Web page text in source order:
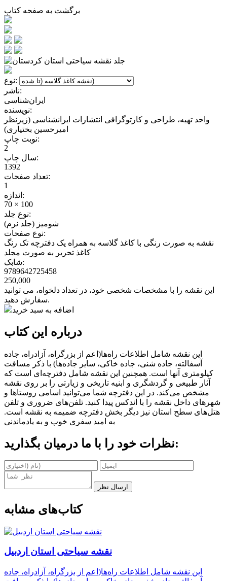
برگشت به صفحه کتاب
نوع:
ناشر:
ایران‌شناسی
نویسنده:
واحد تهیه، طراحی و کارتوگرافی انتشارات ایرانشناسی (زیرنظر
امیرحسین بختیاری)
نوبت چاپ:
2
سال چاپ:
1392
تعداد صفحات:
1
اندازه:
70 × 100
نوع جلد:
شومیز (جلد نرم)
نوع صفحات:
نقشه به صورت رنگی با کاغذ گلاسه به همراه یک دفترچه تک رنگ
کاغذ تحریر به صورت مجلد
شابک:
9789642725458
250,000
این نقشه را با مشخصات شخصی خود، در تعداد دلخواه، می توانید
سفارش دهید.
اضافه به سبد خرید
درباره این کتاب
این نقشه شامل اطلاعات راه‌ها(اعم از بزرگراه، آزادراه، جاده
آسفالته، جاده شنی، جاده خاکی، سایر جاده‌ها) با ذکر مسافت
کیلومتری آنها است. همچنین این نقشه شامل دفترچه‌ای است که
آثار طبیعی و گردشگری و ابنیه تاریخی و زیارتی را بر روی نقشه
مشخص می‌کند. در این دفترچه شما می‌توانید اسامی روستاها و
شهرهای داخل نقشه را با اندکس پیدا کنید. تلفن‌های ضروری و تلفن
هتل‌های سطح استان نیز دیگر بخش دفترچه ضمیمه به نقشه است.
به امید سفری خوب و به یادماندنی
نظرات خود را با ما درمیان بگذارید:
ارسال نظر
کتاب‌های مشابه
نقشه سیاحتی استان اردبیل
این نقشه شامل اطلاعات راه‌ها(اعم از بزرگراه، آزادراه، جاده